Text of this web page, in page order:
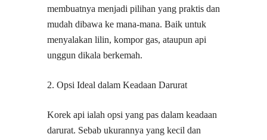
membuatnya menjadi pilihan yang praktis dan
mudah dibawa ke mana-mana. Baik untuk
menyalakan lilin, kompor gas, ataupun api
unggun dikala berkemah.
2. Opsi Ideal dalam Keadaan Darurat
Korek api ialah opsi yang pas dalam keadaan
darurat. Sebab ukurannya yang kecil dan